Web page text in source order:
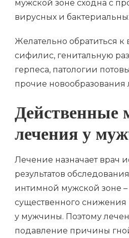
мужской зоне сходна с
вирусных и
Желательно обратиться
сифилис, генитальную
герпеса, патологии
прочие новообразования
Действенные
лечения у
Лечение назначает врач
результатов
интимной мужской зоне –
существенного
у мужчины. Поэтому
подавление причины